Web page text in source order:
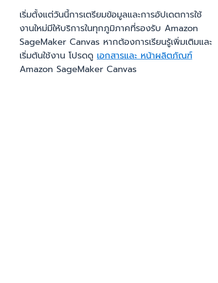
เริ่มตั้งแต่วันนี้การเตรียมข้อมูลและการอัปเดตการใช้
งานใหม่มีให้บริการในทุกภูมิภาคที่รองรับ Amazon
SageMaker Canvas หากต้องการเรียนรู้เพิ่มเติมและ
เริ่มต้นใช้งาน โปรดดู เอกสารและหน้าผลิตภัณฑ์
Amazon SageMaker Canvas